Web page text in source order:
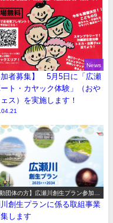
News
加者募集】 5月5日に「広瀬
ート・カヤック体験」（おや
ェス）を実施します！
動団体の方】広瀬川創生プラン参加事
集創生プランに係る取組事業
します